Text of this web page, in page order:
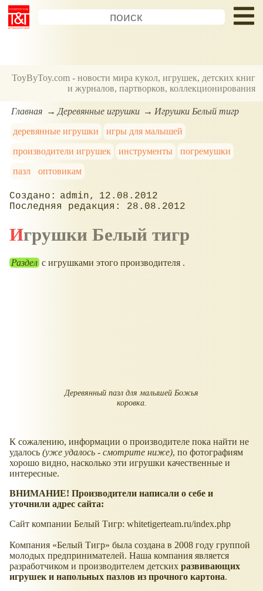
ToyByToy.com - новости мира кукол, игрушек, детских книг
и журналов, партворков, коллекционирования
Главная Деревянные игрушки
Игрушки Белый тигр
деревянные игрушки
игры для малышей
производители игрушек
инструменты
погремушки
пазл
оптовикам
admin
12.08.2012
28.08.2012
Игрушки Белый тигр
Раздел с игрушками этого производителя .
Деревянный пазл для малышей Божья
коровка.
К сожалению, информации о производителе пока найти не
удалось (уже удалось - смотрите ниже), по фотографиям
хорошо видно, насколько эти игрушки качественные и
интересные.
ВНИМАНИЕ! Производители написали о себе и
уточнили адрес сайта:
Сайт компании Белый Тигр: whitetigerteam.ru/index.php
Компания Белый Тигр
была создана в 2008 году группой
молодых предпринимателей. Наша компания является
разработчиком и производителем детских развивающих
игрушек и напольных пазлов из прочного картона.